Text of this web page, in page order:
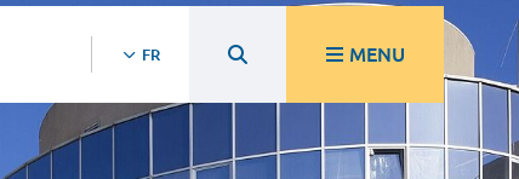
FR MENU